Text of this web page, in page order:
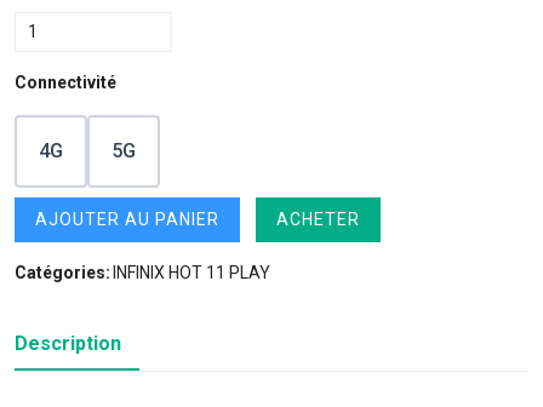
Connectivité
4G 5G
AJOUTER AU PANIER ACHETER
Catégories: INFINIX HOT 11 PLAY
Description